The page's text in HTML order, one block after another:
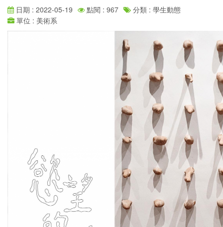
日期 : 2022-05-19 點閱 : 967
分類 : 學生動態
單位 : 美術系